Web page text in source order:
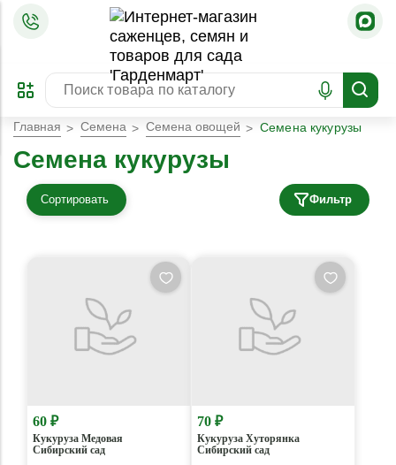
ПРЕДЗАКАЗ
ЗАБРОНИРОВАТЬ
ЛУЧШЕЕ
Главная Семена Семена овощей Семена кукурузы
Семена кукурузы
Сортировать Фильтр
60 ₽
Кукуруза Медовая
Сибирский сад
70 ₽
Кукуруза Хуторянка
Сибирский сад